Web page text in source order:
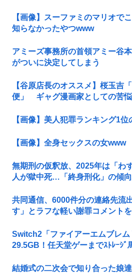
【画像】スーファミのマリオで
知らなかったやつwww
アミーズ事務所の首領アミー谷
がついに決定してしまう
【谷原店長のオススメ】桜玉吉
便」 ギャグ漫画家としての苦
【画像】美人犯罪ランキング1
【画像】全身セックスの女www
無期刑の仮釈放、2025年は「わ
人が獄中死…「終身刑化」の傾向
共同通信、6000件分の連絡先流
す」とラフな軽い謝罪コメント
Switch2「ファイアーエムブレム
29.5GB！任天堂ゲーまでｽﾄﾚｰｼﾞ
結婚式の二次会で知り合った娘